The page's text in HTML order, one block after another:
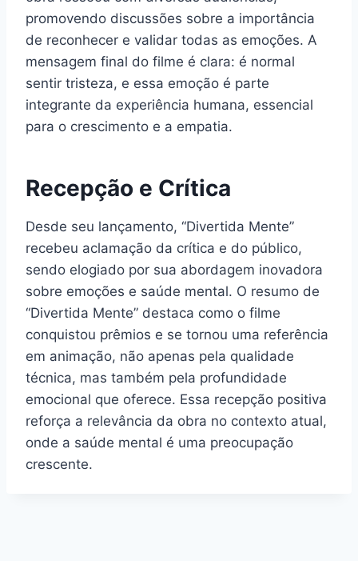
promovendo discussões sobre a importância
de reconhecer e validar todas as emoções. A
mensagem final do filme é clara: é normal
sentir tristeza, e essa emoção é parte
integrante da experiência humana, essencial
para o crescimento e a empatia.
Recepção e Crítica
Desde seu lançamento, “Divertida Mente”
recebeu aclamação da crítica e do público,
sendo elogiado por sua abordagem inovadora
sobre emoções e saúde mental. O resumo de
“Divertida Mente” destaca como o filme
conquistou prêmios e se tornou uma referência
em animação, não apenas pela qualidade
técnica, mas também pela profundidade
emocional que oferece. Essa recepção positiva
reforça a relevância da obra no contexto atual,
onde a saúde mental é uma preocupação
crescente.